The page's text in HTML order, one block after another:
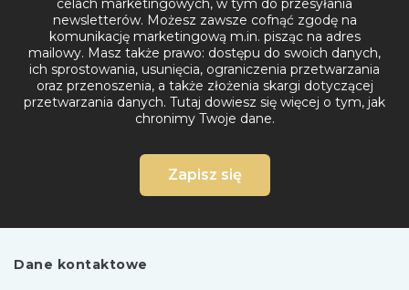
celach marketingowych, w tym do przesyłania
newsletterów. Możesz zawsze cofnąć zgodę na
komunikację marketingową m.in. pisząc na adres
mailowy. Masz także prawo: dostępu do swoich danych,
ich sprostowania, usunięcia, ograniczenia przetwarzania
oraz przenoszenia, a także złożenia skargi dotyczącej
przetwarzania danych. Tutaj dowiesz się więcej o tym, jak
chronimy Twoje dane.
Zapisz się
Dane kontaktowe